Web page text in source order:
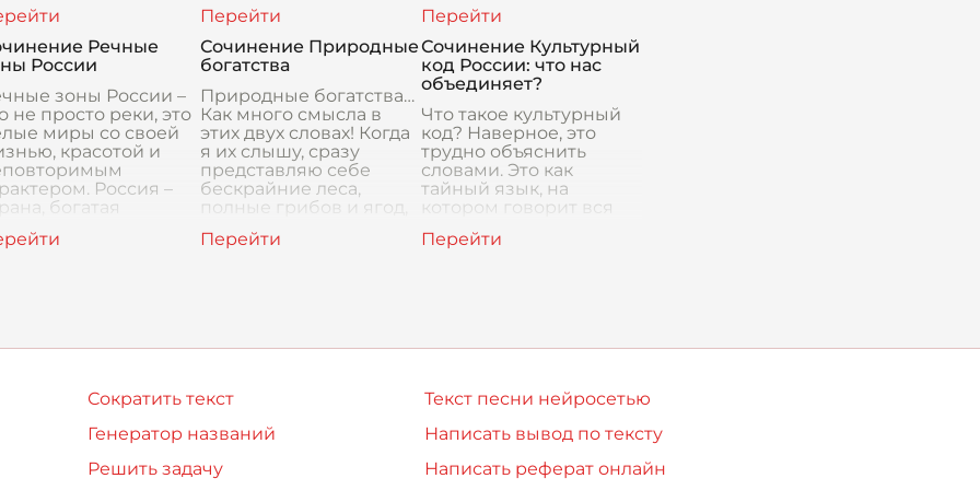
украшают
но и
разные
человеческой
разные тип
надежда. Это
произведение, которое
заставляет задуматься
"Три сестры" и
"Вишневый сад", стали
новаторскими для
своего врем
Речные
России
зоны России –
не просто реки, это
миры со своей
красотой и
Россия –
богатая
играют в ее
Сочинение Природные
богатства
Природные богатства…
Как много смысла в
этих двух словах! Когда
я их слышу, сразу
представляю себе
бескрайние леса,
полные грибов и ягод,
солнце, глубокие озера
Сочинение Культурный
код России: что нас
объединяет?
Что такое культурный
код? Наверное, это
трудно объяснить
словами. Это как
тайный язык, на
котором говорит вся
ни звука. Это то, что
Сократить текст
Генератор названий
Решить задачу
Текст песни нейросетью
Написать вывод по тексту
Написать реферат онлайн